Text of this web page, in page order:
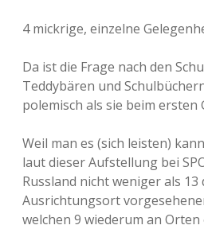
4 mickrige, einzelne
Da ist die Frage nach den
Teddybären und
polemisch als sie beim ersten
Weil man es (sich leisten)
laut dieser Aufstellung bei
Russland nicht weniger als 13
Ausrichtungsort
welchen 9 wiederum an